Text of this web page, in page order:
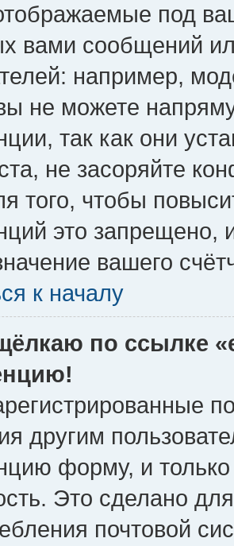
под
вами сообщений
например,
не можете
так как они
не засоряйте
того, чтобы
это запрещено,
вашего
к началу
по ссылке
другим
форму, и
Это сделано
почтовой